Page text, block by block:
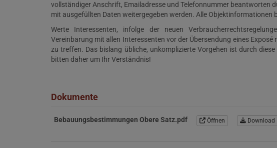
vollständiger Anschrift, Emailadresse und Telefonnummer beantworten
mit ausgefüllten Daten weitergegeben werden. Alle Objektinformationen
Werte Interessenten, infolge der neuen
Vereinbarung mit allen Interessenten vor der Übersendung eines
zu treffen. Das bislang übliche, unkomplizierte Vorgehen ist durch
bitten daher um Ihr Verständnis!
Dokumente
Bebauungsbestimmungen Obere Satz.pdf Öffnen Download